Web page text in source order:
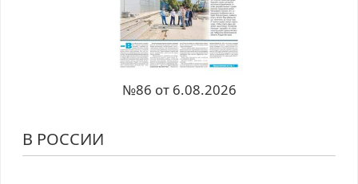
№86 от 6.08.2026
В РОССИИ